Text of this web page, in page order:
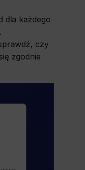
dla każdego
czy
zgodnie